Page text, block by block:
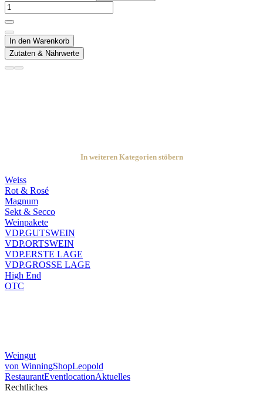
In den Warenkorb
Zutaten & Nährwerte
In weiteren Kategorien stöbern
Weiss
Rot & Rosé
Magnum
Sekt & Secco
Weinpakete
VDP.GUTSWEIN
VDP.ORTSWEIN
VDP.ERSTE LAGE
VDP.GROSSE LAGE
High End
OTC
Weingut
von WinningShopLeopold
RestaurantEventlocationAktuelles
Rechtliches